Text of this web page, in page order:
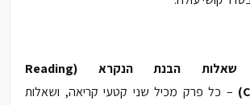
שאלות הבנת הנקרא (Reading
) – כל פרק מכיל שני קטעי קריאה, ושאלות